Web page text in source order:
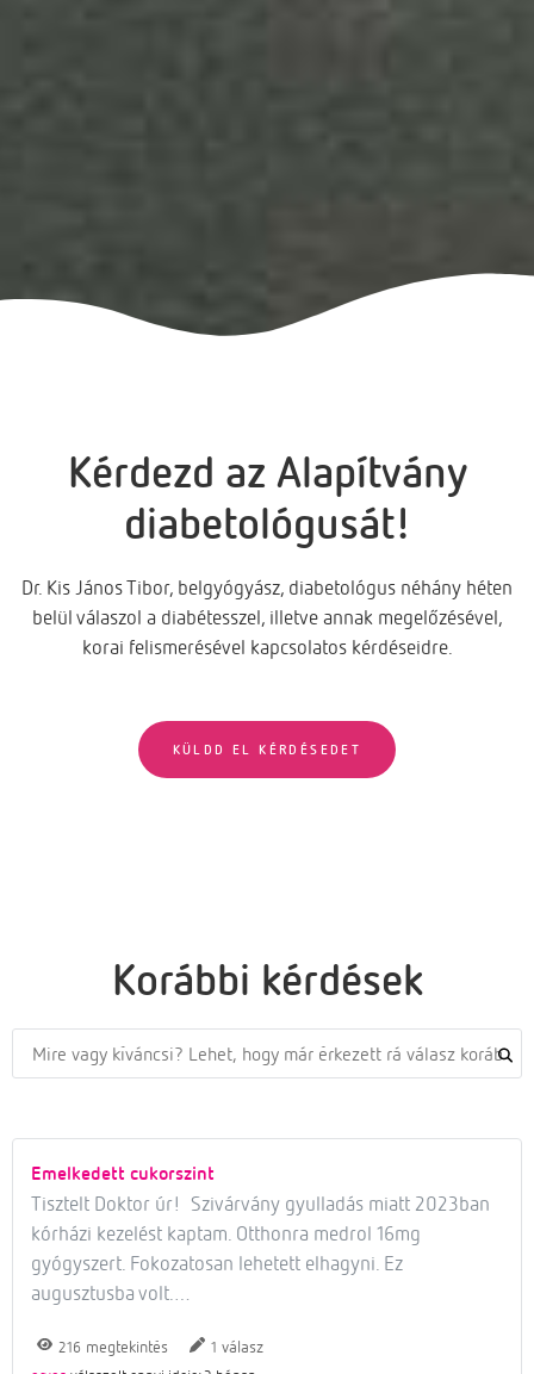
Kérdezd az Alapítvány
diabetológusát!
Dr. Kis János Tibor, belgyógyász, diabetológus néhány héten
belül válaszol a diabétesszel, illetve annak megelőzésével,
korai felismerésével kapcsolatos kérdéseidre.
KÜLDD EL KÉRDÉSEDET
Korábbi kérdések
Emelkedett cukorszint
Tisztelt Doktor úr! Szivárvány gyulladás miatt 2023ban
kórházi kezelést kaptam. Otthonra medrol 16mg
gyógyszert. Fokozatosan lehetett elhagyni. Ez
augusztusba volt.…
216 megtekintés 1 válasz